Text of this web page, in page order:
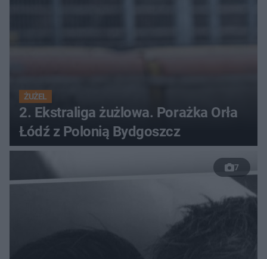
ŻUŻEL
2. Ekstraliga żużlowa. Porażka Orła
Łódź z Polonią Bydgoszcz
7